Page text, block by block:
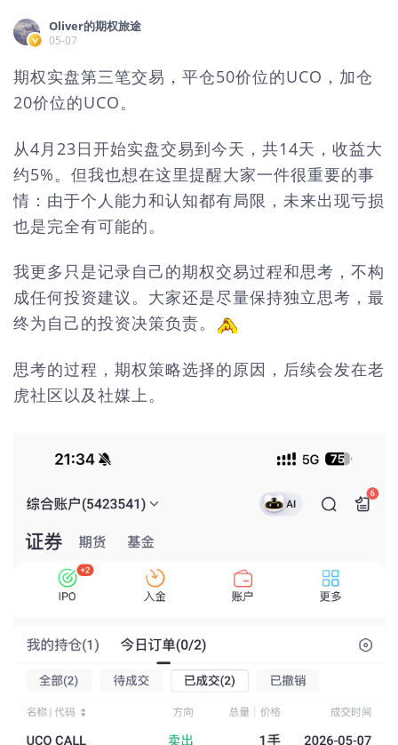
Oliver的期权旅途
05-07
期权实盘第三笔交易，平仓50价位的UCO，加仓
20价位的UCO。
从4月23日开始实盘交易到今天，共14天，收益大
约5%。但我也想在这里提醒大家一件很重要的事
情：由于个人能力和认知都有局限，未来出现亏损
也是完全有可能的。
我更多只是记录自己的期权交易过程和思考，不构
成任何投资建议。大家还是尽量保持独立思考，最
终为自己的投资决策负责。
思考的过程，期权策略选择的原因，后续会发在老
虎社区以及社媒上。